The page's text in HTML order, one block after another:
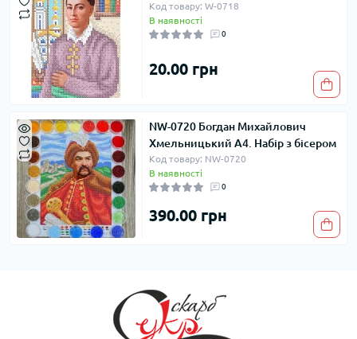
Код товару: W-0718
В наявності
0
20.00 грн
NW-0720 Богдан Михайлович
Хмельницький А4. Набір з бісером
Код товару: NW-0720
В наявності
0
390.00 грн